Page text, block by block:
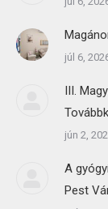
júl 6,
III.
jún 2,
A
Pest